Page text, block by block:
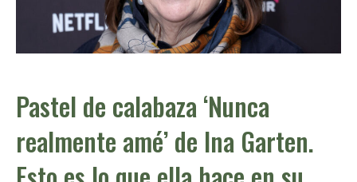
Pastel de calabaza ‘Nunca
realmente amé’ de Ina Garten.